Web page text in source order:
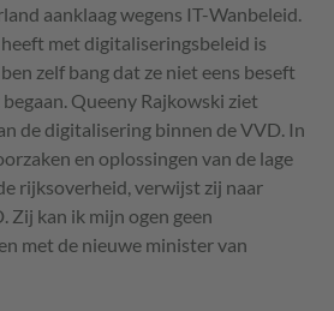
aanklaag wegens IT-Wanbeleid.
met digitaliseringsbeleid is
zelf bang dat ze niet eens beseft
Queeny Rajkowski ziet
de digitalisering binnen de VVD. In
en oplossingen van de lage
rijksoverheid, verwijst zij naar
Zij kan ik mijn ogen geen
met de nieuwe minister van